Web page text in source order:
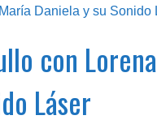
con Lorena
Láser